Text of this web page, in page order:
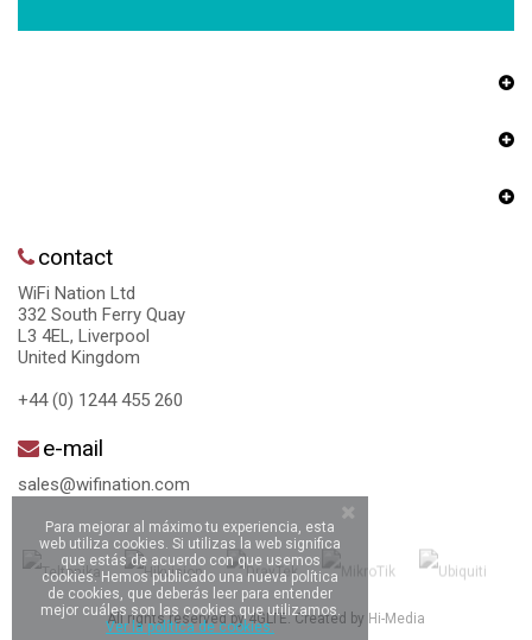
contact
WiFi Nation Ltd
332 South Ferry Quay
L3 4EL, Liverpool
United Kingdom
+44 (0) 1244 455 260
e-mail
sales@wifination.com
All rights reserved by 4GLTE. Created by Hi-Media
Para mejorar al máximo tu experiencia, esta
web utiliza cookies. Si utilizas la web significa
que estás de acuerdo con que usemos
cookies. Hemos publicado una nueva política
de cookies, que deberás leer para entender
mejor cuáles son las cookies que utilizamos.
Ver la política de cookies.